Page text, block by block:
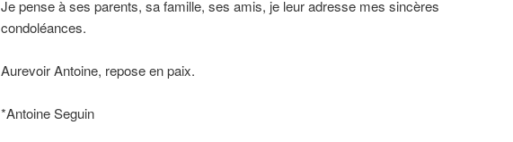
Je pense à ses parents, sa famille, ses amis, je leur adresse mes sincères
condoléances.
Aurevoir Antoine, repose en paix.
*Antoine Seguin